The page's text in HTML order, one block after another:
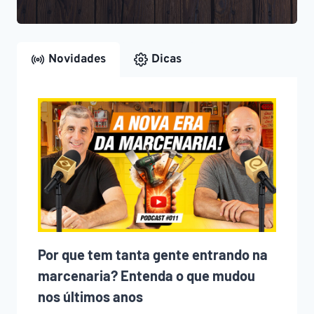
Novidades Dicas
Por que tem tanta gente entrando na
marcenaria? Entenda o que mudou
nos últimos anos